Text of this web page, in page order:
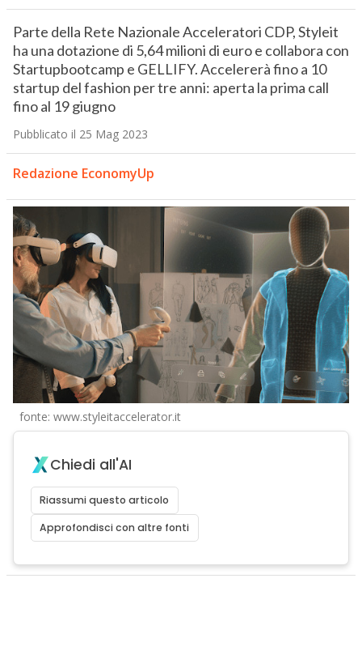
Parte della Rete Nazionale Acceleratori CDP, Styleit
ha una dotazione di 5,64 milioni di euro e collabora con
Startupbootcamp e GELLIFY. Accelererà fino a 10
startup del fashion per tre anni: aperta la prima call
fino al 19 giugno
Pubblicato il 25 Mag 2023
Redazione EconomyUp
fonte: www.styleitaccelerator.it
Chiedi all'AI
Riassumi questo articolo
Approfondisci con altre fonti